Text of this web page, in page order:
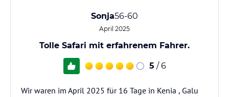
Sonja56-60
April 2025
Tolle Safari mit erfahrenem Fahrer.
5 / 6
Wir waren im April 2025 für 16 Tage in Kenia , Galu